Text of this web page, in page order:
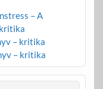
– A
– kritika
– kritika